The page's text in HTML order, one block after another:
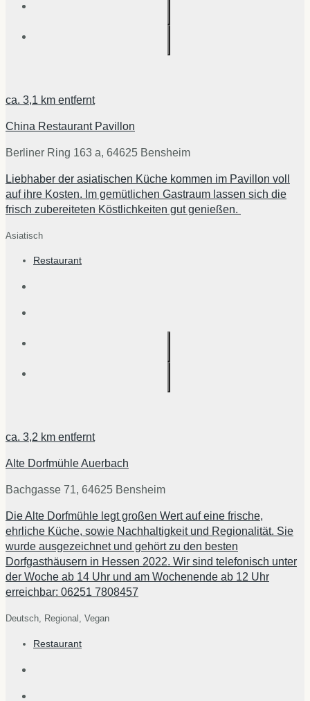
ca. 3,1 km entfernt
China Restaurant Pavillon
Berliner Ring 163 a, 64625 Bensheim
Liebhaber der asiatischen Küche kommen im Pavillon voll
auf ihre Kosten. Im gemütlichen Gastraum lassen sich die
frisch zubereiteten Köstlichkeiten gut genießen.
Asiatisch
Restaurant
ca. 3,2 km entfernt
Alte Dorfmühle Auerbach
Bachgasse 71, 64625 Bensheim
Die Alte Dorfmühle legt großen Wert auf eine frische,
ehrliche Küche, sowie Nachhaltigkeit und Regionalität. Sie
wurde ausgezeichnet und gehört zu den besten
Dorfgasthäusern in Hessen 2022. Wir sind telefonisch unter
der Woche ab 14 Uhr und am Wochenende ab 12 Uhr
erreichbar: 06251 7808457
Deutsch, Regional, Vegan
Restaurant